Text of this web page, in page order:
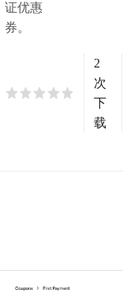
证优惠
券。
2
次
下
载